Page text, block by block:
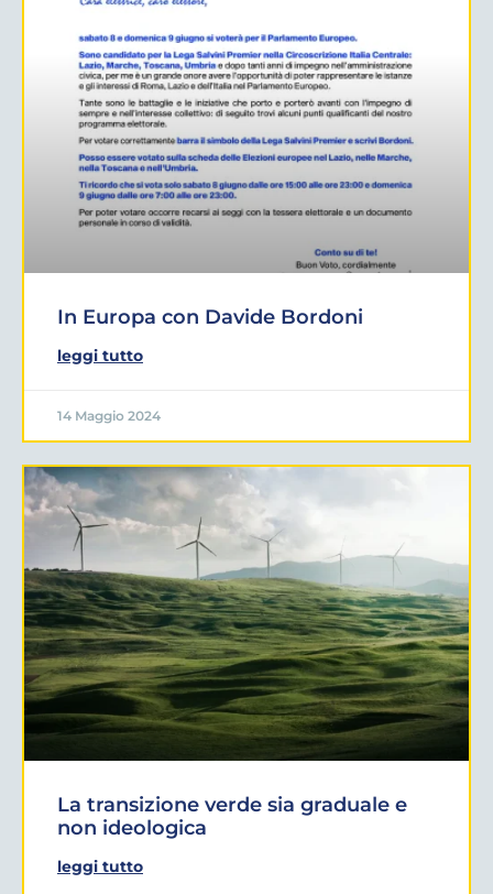
In Europa con Davide Bordoni
leggi tutto
14 Maggio 2024
La transizione verde sia graduale e
non ideologica
leggi tutto